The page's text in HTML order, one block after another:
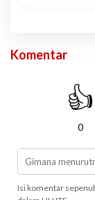
Komentar
👍
0
Isi komentar